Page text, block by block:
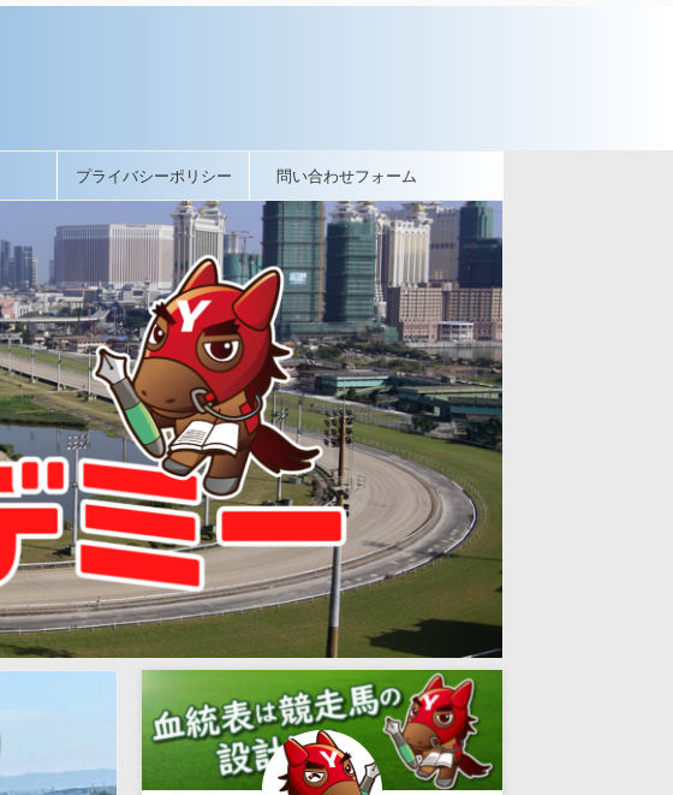
プライバシーポリシー 問い合わせフォーム